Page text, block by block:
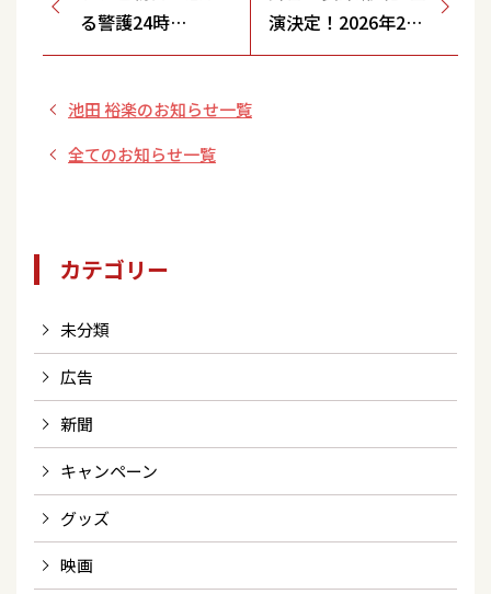
る警護24時
season2 第7話」出
演決定！2026年2月
19日(木)～2月23日
池田 裕楽のお知らせ一覧
全てのお知らせ一覧
カテゴリー
未分類
広告
新聞
キャンペーン
グッズ
映画